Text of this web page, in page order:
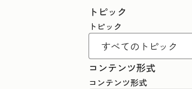
トピック
トピック
コンテンツ形式
コンテンツ形式